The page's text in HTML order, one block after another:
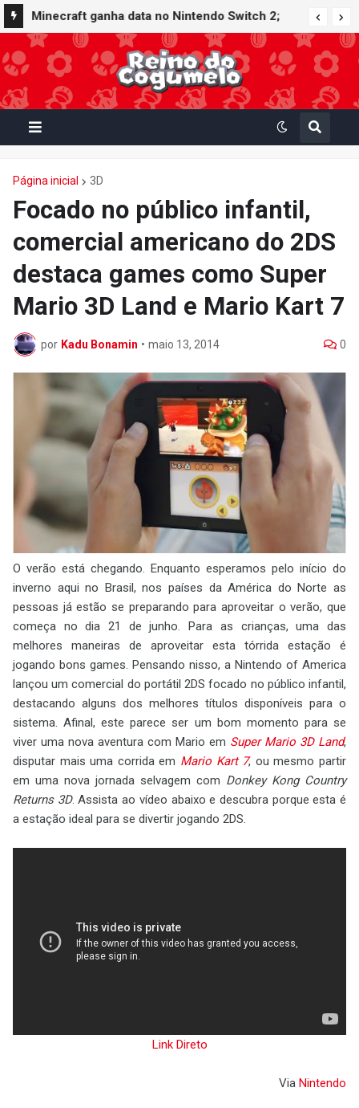
Minecraft ganha data no Nintendo Switch 2;
Super Mario Mash-Up receberá atualização
gráfica exclusiva
Página inicial 3D
Focado no público infantil,
comercial americano do 2DS
destaca games como Super
Mario 3D Land e Mario Kart 7
por Kadu Bonamin • maio 13, 2014 0
O verão está chegando. Enquanto esperamos pelo início do
inverno aqui no Brasil, nos países da América do Norte as
pessoas já estão se preparando para aproveitar o verão, que
começa no dia 21 de junho. Para as crianças, uma das
melhores maneiras de aproveitar esta tórrida estação é
jogando bons games. Pensando nisso, a Nintendo of America
lançou um comercial do portátil 2DS focado no público infantil,
destacando alguns dos melhores títulos disponíveis para o
sistema. Afinal, este parece ser um bom momento para se
viver uma nova aventura com Mario em Super Mario 3D Land,
disputar mais uma corrida em Mario Kart 7, ou mesmo partir
em uma nova jornada selvagem com Donkey Kong Country
Returns 3D. Assista ao vídeo abaixo e descubra porque esta é
a estação ideal para se divertir jogando 2DS.
Link Direto
Via Nintendo